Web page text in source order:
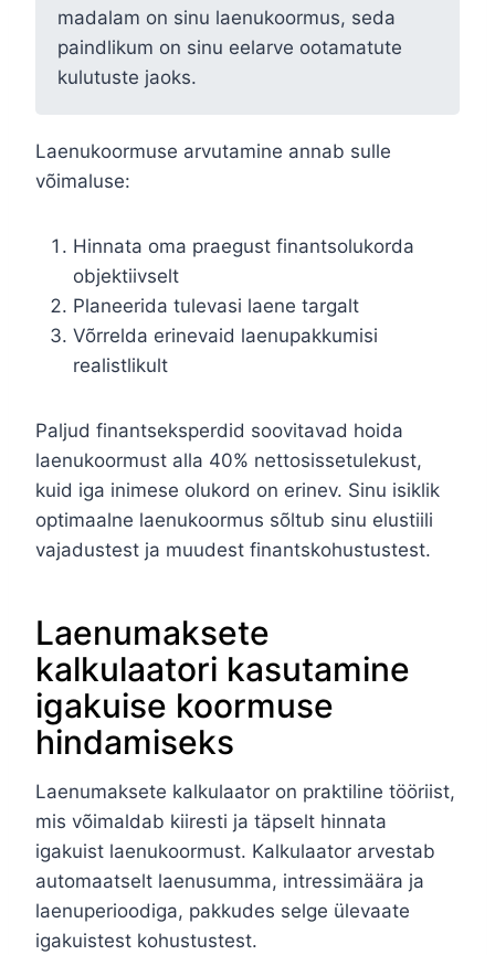
madalam on sinu laenukoormus, seda
paindlikum on sinu eelarve ootamatute
kulutuste jaoks.
Laenukoormuse arvutamine annab sulle
võimaluse:
Hinnata oma praegust finantsolukorda
objektiivselt
Planeerida tulevasi laene targalt
Võrrelda erinevaid laenupakkumisi
realistlikult
Paljud finantseksperdid soovitavad hoida
laenukoormust alla 40% nettosissetulekust,
kuid iga inimese olukord on erinev. Sinu isiklik
optimaalne laenukoormus sõltub sinu elustiili
vajadustest ja muudest finantskohustustest.
Laenumaksete
kalkulaatori kasutamine
igakuise koormuse
hindamiseks
Laenumaksete kalkulaator on praktiline tööriist,
mis võimaldab kiiresti ja täpselt hinnata
igakuist laenukoormust. Kalkulaator arvestab
automaatselt laenusumma, intressimäära ja
laenuperioodiga, pakkudes selge ülevaate
igakuistest kohustustest.